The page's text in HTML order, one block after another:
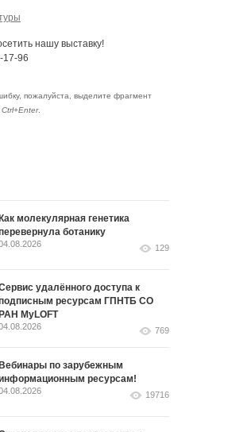
нашу выставку!
96
пожалуйста, выделите фрагмент
Ctrl+Enter.
Как молекулярная генетика
ботанику
129
удалённого доступа к
ресурсам ГПНТБ СО
РАН MyLOFT
769
Вебинары по зарубежным
ресурсам!
19716